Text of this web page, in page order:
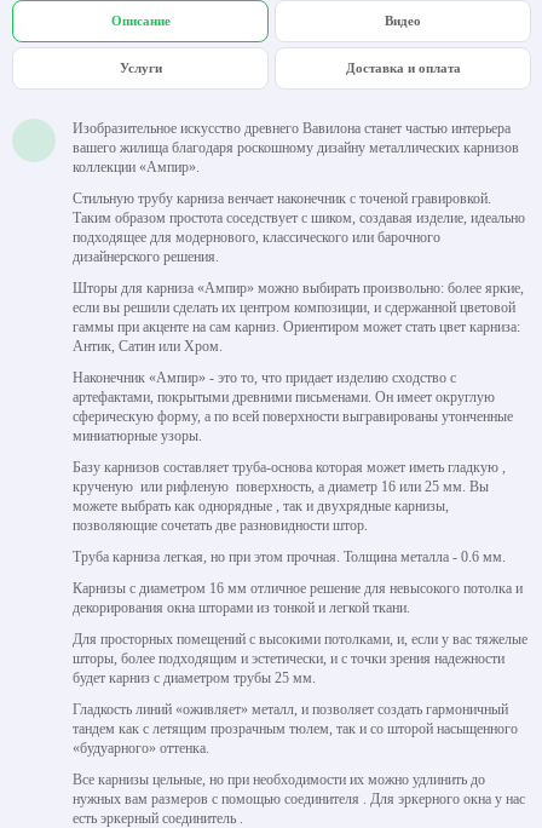
Описание Видео
Услуги Доставка и оплата
Изобразительное искусство древнего Вавилона станет частью интерьера
вашего жилища благодаря роскошному дизайну металлических карнизов
коллекции «Ампир».
Стильную трубу карниза венчает наконечник с точеной гравировкой.
Таким образом простота соседствует с шиком, создавая изделие, идеально
подходящее для модернового, классического или барочного
дизайнерского решения.
Шторы для карниза «Ампир» можно выбирать произвольно: более яркие,
если вы решили сделать их центром композиции, и сдержанной цветовой
гаммы при акценте на сам карниз. Ориентиром может стать цвет карниза:
Антик, Сатин или Хром.
Наконечник «Ампир» - это то, что придает изделию сходство с
артефактами, покрытыми древними письменами. Он имеет округлую
сферическую форму, а по всей поверхности выгравированы утонченные
миниатюрные узоры.
Базу карнизов составляет труба-основа которая может иметь гладкую ,
крученую или рифленую поверхность, а диаметр 16 или 25 мм. Вы
можете выбрать как однорядные , так и двухрядные карнизы,
позволяющие сочетать две разновидности штор.
Труба карниза легкая, но при этом прочная. Толщина металла - 0.6 мм.
Карнизы с диаметром 16 мм отличное решение для невысокого потолка и
декорирования окна шторами из тонкой и легкой ткани.
Для просторных помещений с высокими потолками, и, если у вас тяжелые
шторы, более подходящим и эстетически, и с точки зрения надежности
будет карниз с диаметром трубы 25 мм.
Гладкость линий «оживляет» металл, и позволяет создать гармоничный
тандем как с летящим прозрачным тюлем, так и со шторой насыщенного
«будуарного» оттенка.
Все карнизы цельные, но при необходимости их можно удлинить до
нужных вам размеров с помощью соединителя . Для эркерного окна у нас
есть эркерный соединитель .